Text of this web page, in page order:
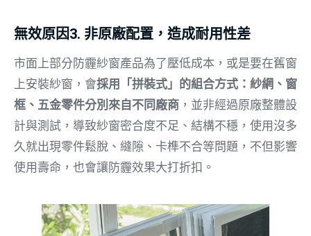
無效原因3. 非原廠配置，造成耐用性差
市面上部分防霾紗窗產品為了壓低成本，或是要在舊窗
上安裝紗窗，會採用「拼裝式」的組合方式：紗網、窗
框、五金零件分別來自不同廠商 ，並非經過原廠整體設
計與測試，導致紗窗密合度不足、結構不穩，使用沒多
久就出現零件鬆脫、縫隙、卡榫不合等問題，不但影響
使用壽命，也會讓防霾效果大打折扣。